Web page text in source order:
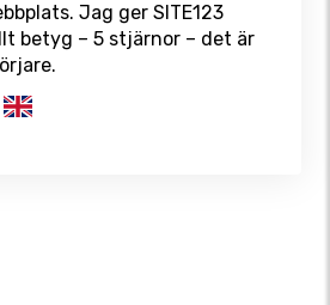
Jag ger SITE123
betyg – 5 stjärnor – det är